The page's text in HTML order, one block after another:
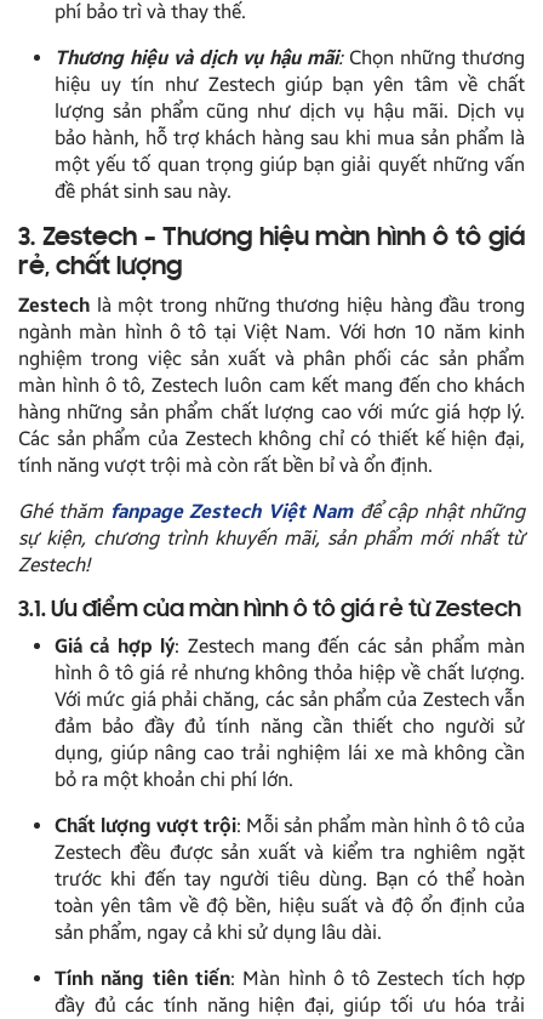
phí bảo trì và thay thế.
Thương hiệu và dịch vụ hậu mãi:Chọn những thương
hiệu uy tín như Zestech giúp bạn yên tâm về chất
lượng sản phẩm cũng như dịch vụ hậu mãi. Dịch vụ
bảo hành, hỗ trợ khách hàng sau khi mua sản phẩm là
một yếu tố quan trọng giúp bạn giải quyết những vấn
đề phát sinh sau này.
3. Zestech – Thương hiệu màn hình ô tô giá
rẻ, chất lượng
Zestech là một trong những thương hiệu hàng đầu trong
ngành màn hình ô tô tại Việt Nam. Với hơn 10 năm kinh
nghiệm trong việc sản xuất và phân phối các sản phẩm
màn hình ô tô, Zestech luôn cam kết mang đến cho khách
hàng những sản phẩm chất lượng cao với mức giá hợp lý.
Các sản phẩm của Zestech không chỉ có thiết kế hiện đại,
tính năng vượt trội mà còn rất bền bỉ và ổn định.
Ghé thăm fanpage Zestech Việt Namđể cập nhật những
sự kiện, chương trình khuyến mãi, sản phẩm mới nhất từ
Zestech!
3.1. Ưu điểm của màn hình ô tô giá rẻ từ Zestech
Giá cả hợp lý: Zestech mang đến các sản phẩm màn
hình ô tô giá rẻ nhưng không thỏa hiệp về chất lượng.
Với mức giá phải chăng, các sản phẩm của Zestech vẫn
đảm bảo đầy đủ tính năng cần thiết cho người sử
dụng, giúp nâng cao trải nghiệm lái xe mà không cần
bỏ ra một khoản chi phí lớn.
Chất lượng vượt trội: Mỗi sản phẩm màn hình ô tô của
Zestech đều được sản xuất và kiểm tra nghiêm ngặt
trước khi đến tay người tiêu dùng. Bạn có thể hoàn
toàn yên tâm về độ bền, hiệu suất và độ ổn định của
sản phẩm, ngay cả khi sử dụng lâu dài.
Tính năng tiên tiến: Màn hình ô tô Zestech tích hợp
đầy đủ các tính năng hiện đại, giúp tối ưu hóa trải